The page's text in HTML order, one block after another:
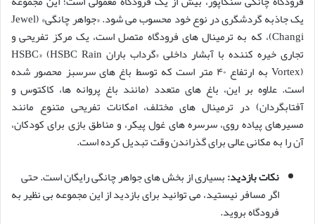
یک جاذبه گردشگری در نوع خود محسوب می شود. «جواهر چانگی» (Jewel
Changi)، که به ترمینال های فرودگاه متصل است، یک مرکز تفریحی و
تجاری خیره کننده با آبشار داخلی «گرداب باران HSBC» (HSBC Rain
Vortex) به ارتفاع ۴۰ متر است که توسط باغ های سرسبز محصور شده
است. علاوه بر این، باغ های متعدد (مانند باغ پروانه ها، کاکتوس و
آفتابگردان) در ترمینال های مختلف، امکانات تفریحی متنوع مانند
مسیرهای پیاده روی، سرسره های غول پیکر، و مناطق بازی برای کودکان،
آن را به مکانی عالی برای گذراندن وقت تبدیل کرده است.
نکات بازدید:بسیاری از بخش های جواهر چانگی رایگان است. حتی
اگر مسافر نیستید، می توانید برای بازدید از این مجموعه بی نظیر به
فرودگاه بروید.